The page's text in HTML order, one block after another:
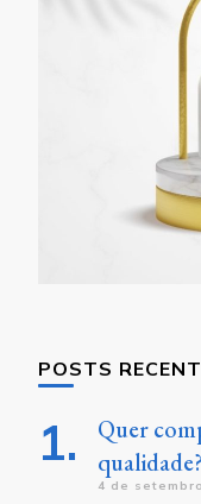
POSTS
Quer
4 de